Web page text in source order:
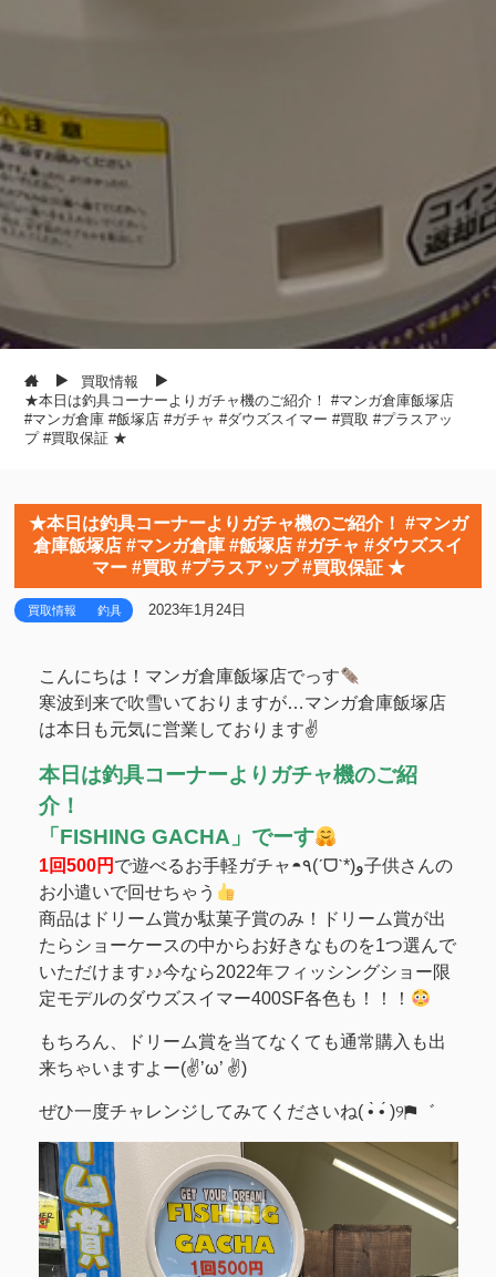
買取情報
★本日は釣具コーナーよりガチャ機のご紹介！ #マンガ倉庫飯塚店
#マンガ倉庫 #飯塚店 #ガチャ #ダウズスイマー #買取 #プラスアッ
プ #買取保証 ★
★本日は釣具コーナーよりガチャ機のご紹介！ #マンガ
倉庫飯塚店 #マンガ倉庫 #飯塚店 #ガチャ #ダウズスイ
マー #買取 #プラスアップ #買取保証 ★
買取情報 釣具 2023年1月24日
こんにちは！マンガ倉庫飯塚店でっす
寒波到来で吹雪いておりますが…マンガ倉庫飯塚店
は本日も元気に営業しております✌️
本日は釣具コーナーよりガチャ機のご紹
介！
「FISHING GACHA」でーす
1回500円 で遊べるお手軽ガチャ◓٩(ˊᗜˋ*)و子供さんの
お小遣いで回せちゃう
商品はドリーム賞か駄菓子賞のみ！ドリーム賞が出
たらショーケースの中からお好きなものを1つ選んで
いただけます♪♪今なら2022年フィッシングショー限
定モデルのダウズスイマー400SF各色も！！！
もちろん、ドリーム賞を当てなくても通常購入も出
来ちゃいますよー(✌’ω’ ✌)
ぜひ一度チャレンジしてみてくださいね( •̀ •́ )୨⚑︎゛